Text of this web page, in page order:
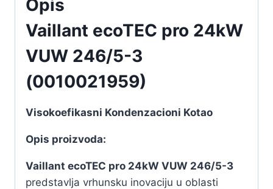
Opis
Vaillant ecoTEC pro 24kW
VUW 246/5-3
(0010021959)
Visokoefikasni Kondenzacioni Kotao
Opis proizvoda:
Vaillant ecoTEC pro 24kW VUW 246/5-3
predstavlja vrhunsku inovaciju u oblasti